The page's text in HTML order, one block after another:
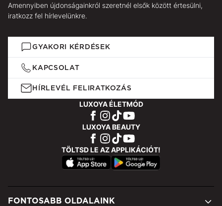
Amennyiben újdonságainkról szeretnél elsők között értesülni,
iratkozz fel hírlevelünkre.
GYAKORI KÉRDÉSEK
KAPCSOLAT
HÍRLEVÉL FELIRATKOZÁS
LUXOYA ÉLETMÓD
LUXOYA BEAUTY
TÖLTSD LE AZ APPLIKÁCIÓT!
FONTOSABB OLDALAINK